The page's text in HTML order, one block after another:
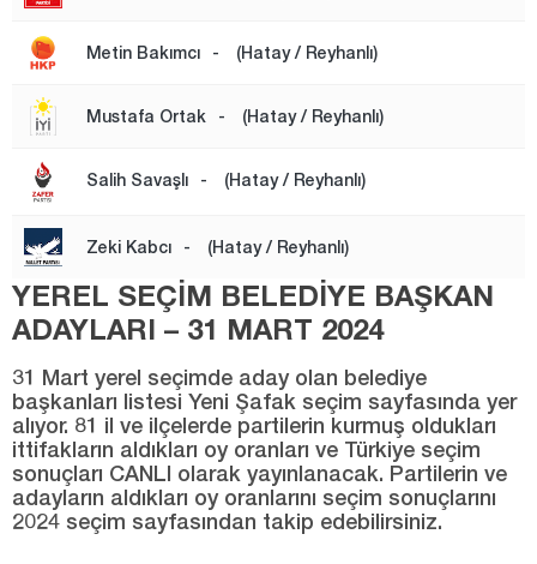
Kastamonu
Kayseri
Kırıkkale
Kırklareli
Kırşehir
Kilis
Kocaeli
Kütahya
Malatya
Manisa
Mardin
Metin Bakımcı - (Hatay / Reyhanlı)
Mustafa Ortak - (Hatay / Reyhanlı)
Salih Savaşlı - (Hatay / Reyhanlı)
Zeki Kabcı - (Hatay / Reyhanlı)
YEREL SEÇİM BELEDİYE BAŞKAN
ADAYLARI – 31 MART 2024
31 Mart yerel seçimde aday olan belediye
başkanları listesi Yeni Şafak seçim sayfasında yer
alıyor. 81 il ve ilçelerde partilerin kurmuş oldukları
ittifakların aldıkları oy oranları ve Türkiye seçim
sonuçları CANLI olarak yayınlanacak. Partilerin ve
adayların aldıkları oy oranlarını seçim sonuçlarını
2024 seçim sayfasından takip edebilirsiniz.